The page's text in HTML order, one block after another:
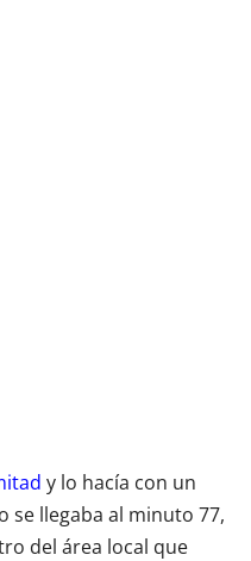
y lo hacía con un
se llegaba al minuto 77,
del área local que